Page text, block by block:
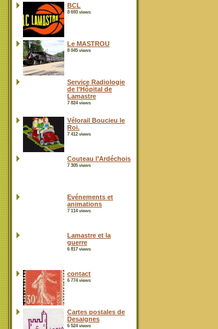
BCL
8 693 views
Le MASTROU
8 045 views
Service Radiologie
de l’Hôpital de
Lamastre
7 824 views
Vélorail Boucieu le
Roi.
7 412 views
Couteau l’Ardéchois
7 305 views
Evénements et
animations
7 114 views
Lamastre et la
guerre
6 817 views
contact
6 774 views
Cartes postales de
Desaignes
6 524 views